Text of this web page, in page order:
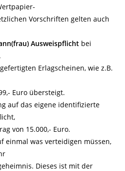
Vorschriften gelten auch
Ausweispflicht bei
Erlagscheinen, wie z.B.
Euro übersteigt.
auf das eigene identifizierte
von 15.000,- Euro.
einmal was verteidigen müssen,
Dieses ist mit der